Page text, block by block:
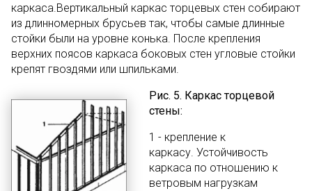
каркаса.Вертикальный каркас торцевых стен собирают
из длинномерных брусьев так, чтобы самые длинные
стойки были на уровне конька. После крепления
верхних поясов каркаса боковых стен угловые стойки
крепят гвоздями или шпильками.
Рис. 5. Каркас торцевой
стены:
1 - крепление к
каркасу. Устойчивость
каркаса по отношению к
ветровым нагрузкам